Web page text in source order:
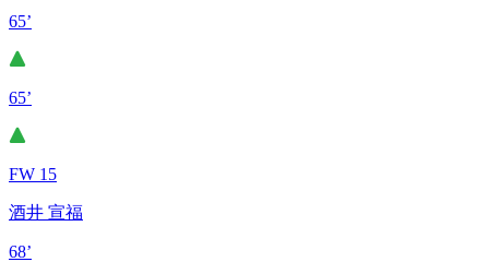
65’
65’
FW 15
酒井 宣福
68’